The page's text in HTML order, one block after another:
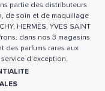
partie des distributeurs
de soin et de maquillage
HERMÈS, YVES SAINT
dans nos 3 magasins
des parfums rares aux
d’exception.